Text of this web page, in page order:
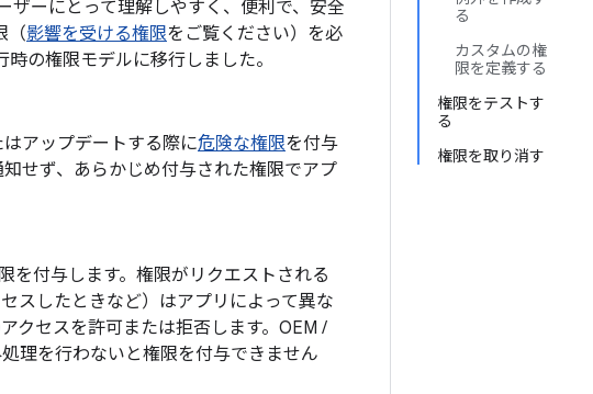
る
カスタムの権
限を定義する
権限をテストす
る
権限を取り消す
ーにとって理解しやすく、便利で、安全
（影響を受ける権限をご覧ください）を必
時の権限モデルに移行しました。
アップデートする際に危険な権限を付与
せず、あらかじめ付与された権限でアプ
を付与します。権限がリクエストされる
スしたときなど）はアプリによって異な
クセスを許可または拒否します。OEM /
理を行わないと権限を付与できません